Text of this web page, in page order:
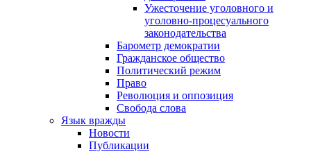
Ужесточение уголовного и
уголовно-процесуального
законодательства
Барометр демократии
Гражданское общество
Политический режим
Право
Революция и оппозиция
Свобода слова
Язык вражды
Новости
Публикации